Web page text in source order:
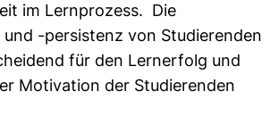
im Lernprozess. Die
-persistenz von Studierenden
für den Lernerfolg und
Motivation der Studierenden